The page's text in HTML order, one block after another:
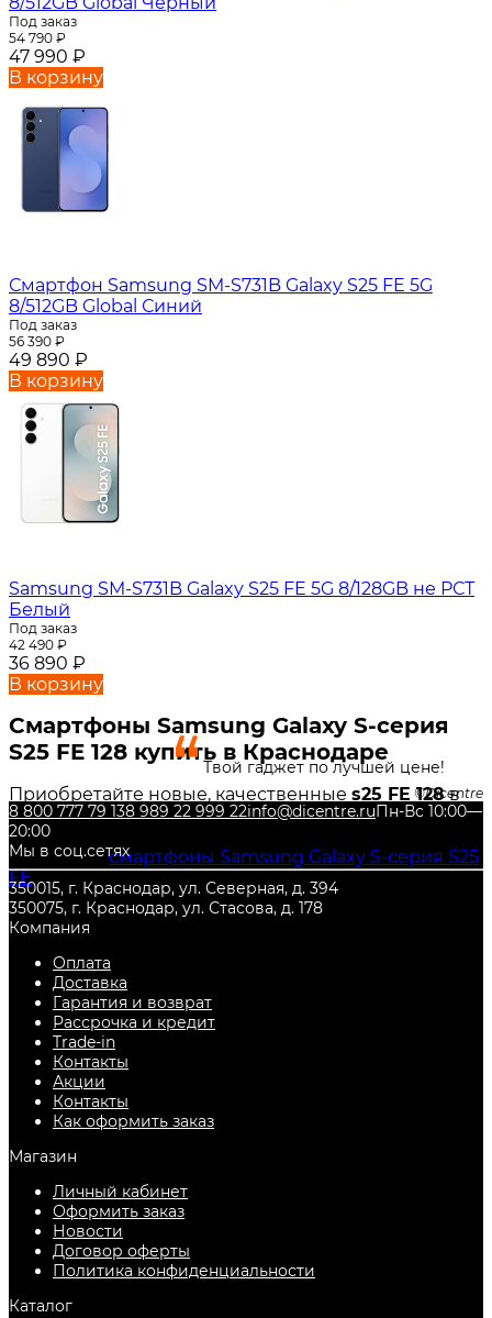
Под заказ
54 790 ₽
47 990 ₽
В корзину
Смартфон Samsung SM-S731B Galaxy S25 FE 5G
8/512GB Global Синий
Под заказ
56 390 ₽
49 890 ₽
В корзину
Samsung SM-S731B Galaxy S25 FE 5G 8/128GB не РСТ
Белый
Под заказ
42 490 ₽
36 890 ₽
В корзину
Смартфоны Samsung Galaxy S-серия
S25 FE 128 купить в Краснодаре
Приобретайте новые, качественные s25 FE 128в
нашем интернет-магазине DiCENTRE! Также Вы
можете купить недорого и другие товары из
категориисмартфоны Samsung Galaxy S-серия S25
FE, с гарантией от производителя, и по самой
низкой цене. Всегда есть в наличии в городе
Краснодар.
Твой гаджет по лучшей цене!
Dicentre
8 800 777 79 138 989 22 999 22info@dicentre.ruПн-Вс 10:00—
20:00
Мы в соц.сетях
350015, г. Краснодар, ул. Северная, д. 394
350075, г. Краснодар, ул. Стасова, д. 178
Компания
Оплата
Доставка
Гарантия и возврат
Рассрочка и кредит
Trade-in
Контакты
Акции
Контакты
Как оформить заказ
Магазин
Личный кабинет
Оформить заказ
Новости
Договор оферты
Политика конфиденциальности
Каталог